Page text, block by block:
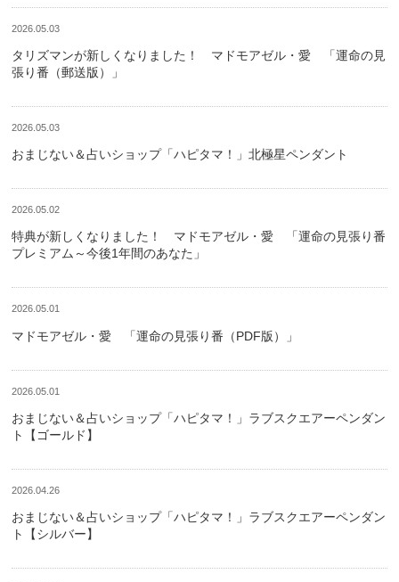
2026.05.03
タリズマンが新しくなりました！ マドモアゼル・愛 「運命の見
張り番（郵送版）」
2026.05.03
おまじない＆占いショップ「ハピタマ！」北極星ペンダント
2026.05.02
特典が新しくなりました！ マドモアゼル・愛 「運命の見張り番
プレミアム～今後1年間のあなた」
2026.05.01
マドモアゼル・愛 「運命の見張り番（PDF版）」
2026.05.01
おまじない＆占いショップ「ハピタマ！」ラブスクエアーペンダン
ト【ゴールド】
2026.04.26
おまじない＆占いショップ「ハピタマ！」ラブスクエアーペンダン
ト【シルバー】